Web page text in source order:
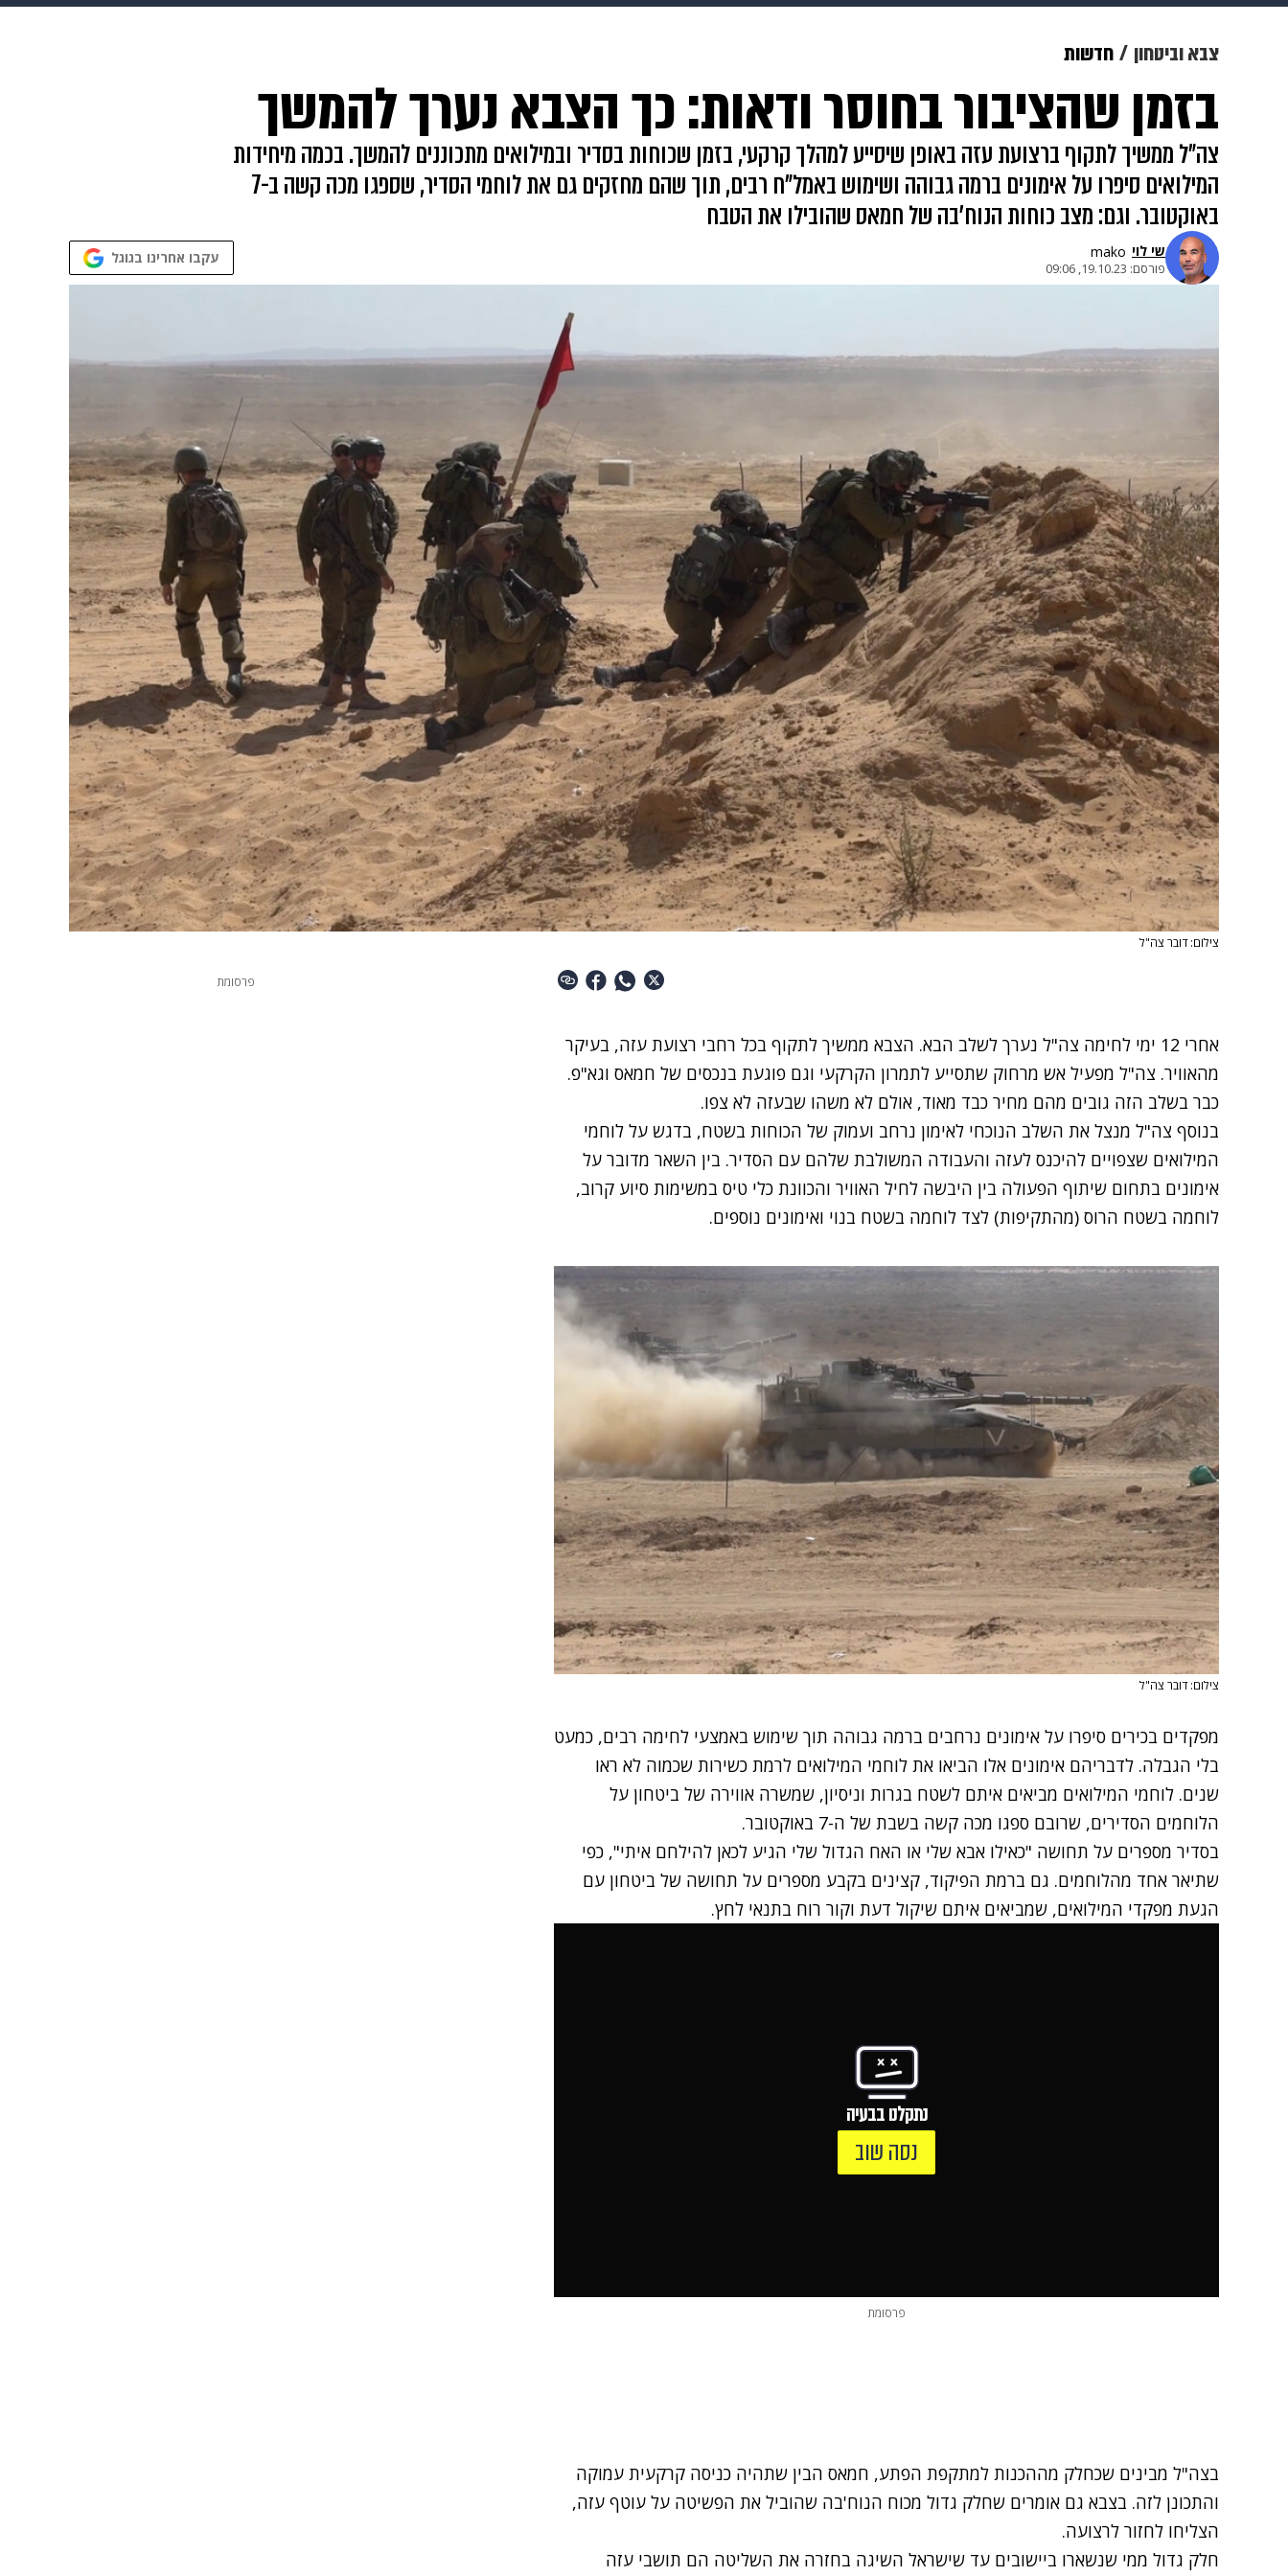
מוזיקה
דיגיטל גאווה משפט תשעה חודשים מתכונים פרויקטים מיוחדים
צבא וביטחון חדשות
בזמן שהציבור בחוסר ודאות: כך הצבא נערך להמשך
צה"ל ממשיך לתקוף ברצועת עזה באופן שיסייע למהלך קרקעי, בזמן שכוחות בסדיר ובמילואים מתכוננים להמשך. בכמה מיחידות
המילואים סיפרו על אימונים ברמה גבוהה ושימוש באמל"ח רבים, תוך שהם מחזקים גם את לוחמי הסדיר, שספגו מכה קשה ב-7
באוקטובר. וגם: מצב כוחות הנוח'בה של חמאס שהובילו את הטבח
שי לוי mako
פורסם: 19.10.23, 09:06
עקבו אחרינו בגוגל
צילום: דובר צה"ל
אחרי 12 ימי לחימה צה"ל נערך לשלב הבא. הצבא ממשיך לתקוף בכל רחבי רצועת עזה, בעיקר
מהאוויר. צה"ל מפעיל אש מרחוק שתסייע לתמרון הקרקעי וגם פוגעת בנכסים של חמאס וגא"פ.
כבר בשלב הזה גובים מהם מחיר כבד מאוד, אולם לא משהו שבעזה לא צפו.
בנוסף צה"ל מנצל את השלב הנוכחי לאימון נרחב ועמוק של הכוחות בשטח, בדגש על לוחמי
המילואים שצפויים להיכנס לעזה והעבודה המשולבת שלהם עם הסדיר. בין השאר מדובר על
אימונים בתחום שיתוף הפעולה בין היבשה לחיל האוויר והכוונת כלי טיס במשימות סיוע קרוב,
לוחמה בשטח הרוס (מהתקיפות) לצד לוחמה בשטח בנוי ואימונים נוספים.
צילום: דובר צה"ל
מפקדים בכירים סיפרו על אימונים נרחבים ברמה גבוהה תוך שימוש באמצעי לחימה רבים, כמעט
בלי הגבלה. לדבריהם אימונים אלו הביאו את לוחמי המילואים לרמת כשירות שכמוה לא ראו
שנים. לוחמי המילואים מביאים איתם לשטח בגרות וניסיון, שמשרה אווירה של ביטחון על
הלוחמים הסדירים, שרובם ספגו מכה קשה בשבת של ה-7 באוקטובר.
בסדיר מספרים על תחושה "כאילו אבא שלי או האח הגדול שלי הגיע לכאן להילחם איתי", כפי
שתיאר אחד מהלוחמים. גם ברמת הפיקוד, קצינים בקבע מספרים על תחושה של ביטחון עם
הגעת מפקדי המילואים, שמביאים איתם שיקול דעת וקור רוח בתנאי לחץ.
נתקלנו בבעיה
נסה שוב
פרסומת
בצה"ל מבינים שכחלק מההכנות למתקפת הפתע, חמאס הבין שתהיה כניסה קרקעית עמוקה
והתכונן לזה. בצבא גם אומרים שחלק גדול מכוח הנוח'בה שהוביל את הפשיטה על עוטף עזה,
הצליחו לחזור לרצועה.
חלק גדול ממי שנשארו ביישובים עד שישראל השיגה בחזרה את השליטה הם תושבי עזה
פרסומת